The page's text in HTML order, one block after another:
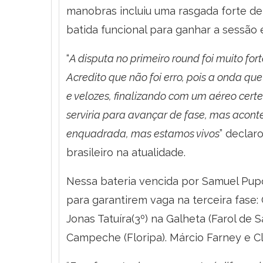
manobras incluiu uma rasgada forte
batida funcional para ganhar a
“A disputa no primeiro round foi muito
Acredito que não foi erro, pois a onda
e velozes, finalizando com um aéreo
serviria para avançar de fase, mas
enquadrada, mas estamos vivos”
brasileiro na atualidade.
Nessa bateria vencida por Samuel
para garantirem vaga na terceira fase:
Jonas Tatuíra(3º) na Galheta (Farol de
Campeche (Floripa). Márcio Farney e